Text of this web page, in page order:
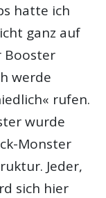
hatte ich
ganz auf
Booster
werde
rufen.
wurde
Monster
Jeder,
sich hier